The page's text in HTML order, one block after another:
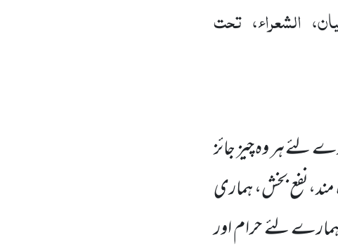
الشعراء، تحت
ہر وہ چیز جائز
بخش، ہماری
لئے حرام اور